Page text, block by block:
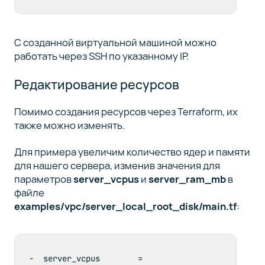
C созданной виртуальной машиной можно
работать через SSH по указанному IP.
Редактирование ресурсов
Помимо создания ресурсов через Terraform, их
также можно изменять.
Для примера увеличим количество ядер и памяти
для нашего сервера, изменив значения для
параметровserver_vcpusиserver_ram_mbв
файле
examples/vpc/server_local_root_disk/main.tf:
-  server_vcpus        =